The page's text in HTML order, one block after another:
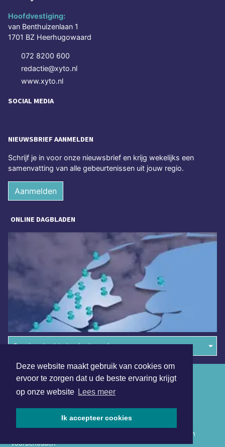
Deze website maakt gebruik van cookies om
ervoor te zorgen dat u de beste ervaring krijgt
op onze website Lees meer
Ik accepteer cookies
Hoofdvestiging:
van Benthuizenlaan 1
1701 BZ Heerhugowaard
072 8200 600
redactie@xyto.nl
www.xyto.nl
SOCIAL MEDIA
NIEUWSBRIEF AANMELDEN
Schrijf je in voor onze nieuwsbrief en krijg wekelijks een
samenvatting van alle gebeurtenissen uit jouw regio.
Aanmelden
ONLINE DAGBLADEN
Overige dagbladen in de regio
Copyright (c) 2026 | Hollandskroondagblad.nl - Alle rechten
voorbehouden
Algemene voorwaarden
Disclaimer